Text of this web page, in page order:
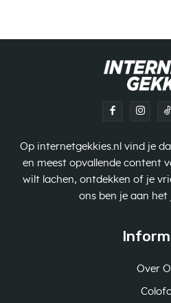
Op internetgekkies.nl vind je
en meest opvallende content
wilt lachen, ontdekken of je
ons ben je aan het
Over